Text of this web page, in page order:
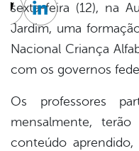
sexta-feira (12), na
Jardim, uma
Nacional Criança
com os governos
Os professores
mensalmente,
conteúdo
Twitter
Linkedin